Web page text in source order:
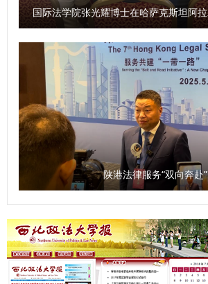
陕港法律服务“双向奔赴”